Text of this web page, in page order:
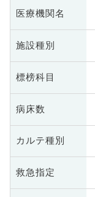
医療機関名
施設種別
標榜科目
病床数
カルテ種別
救急指定